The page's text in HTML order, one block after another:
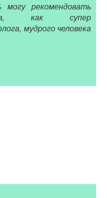
могу рекомендовать
как супер
мудрого человека